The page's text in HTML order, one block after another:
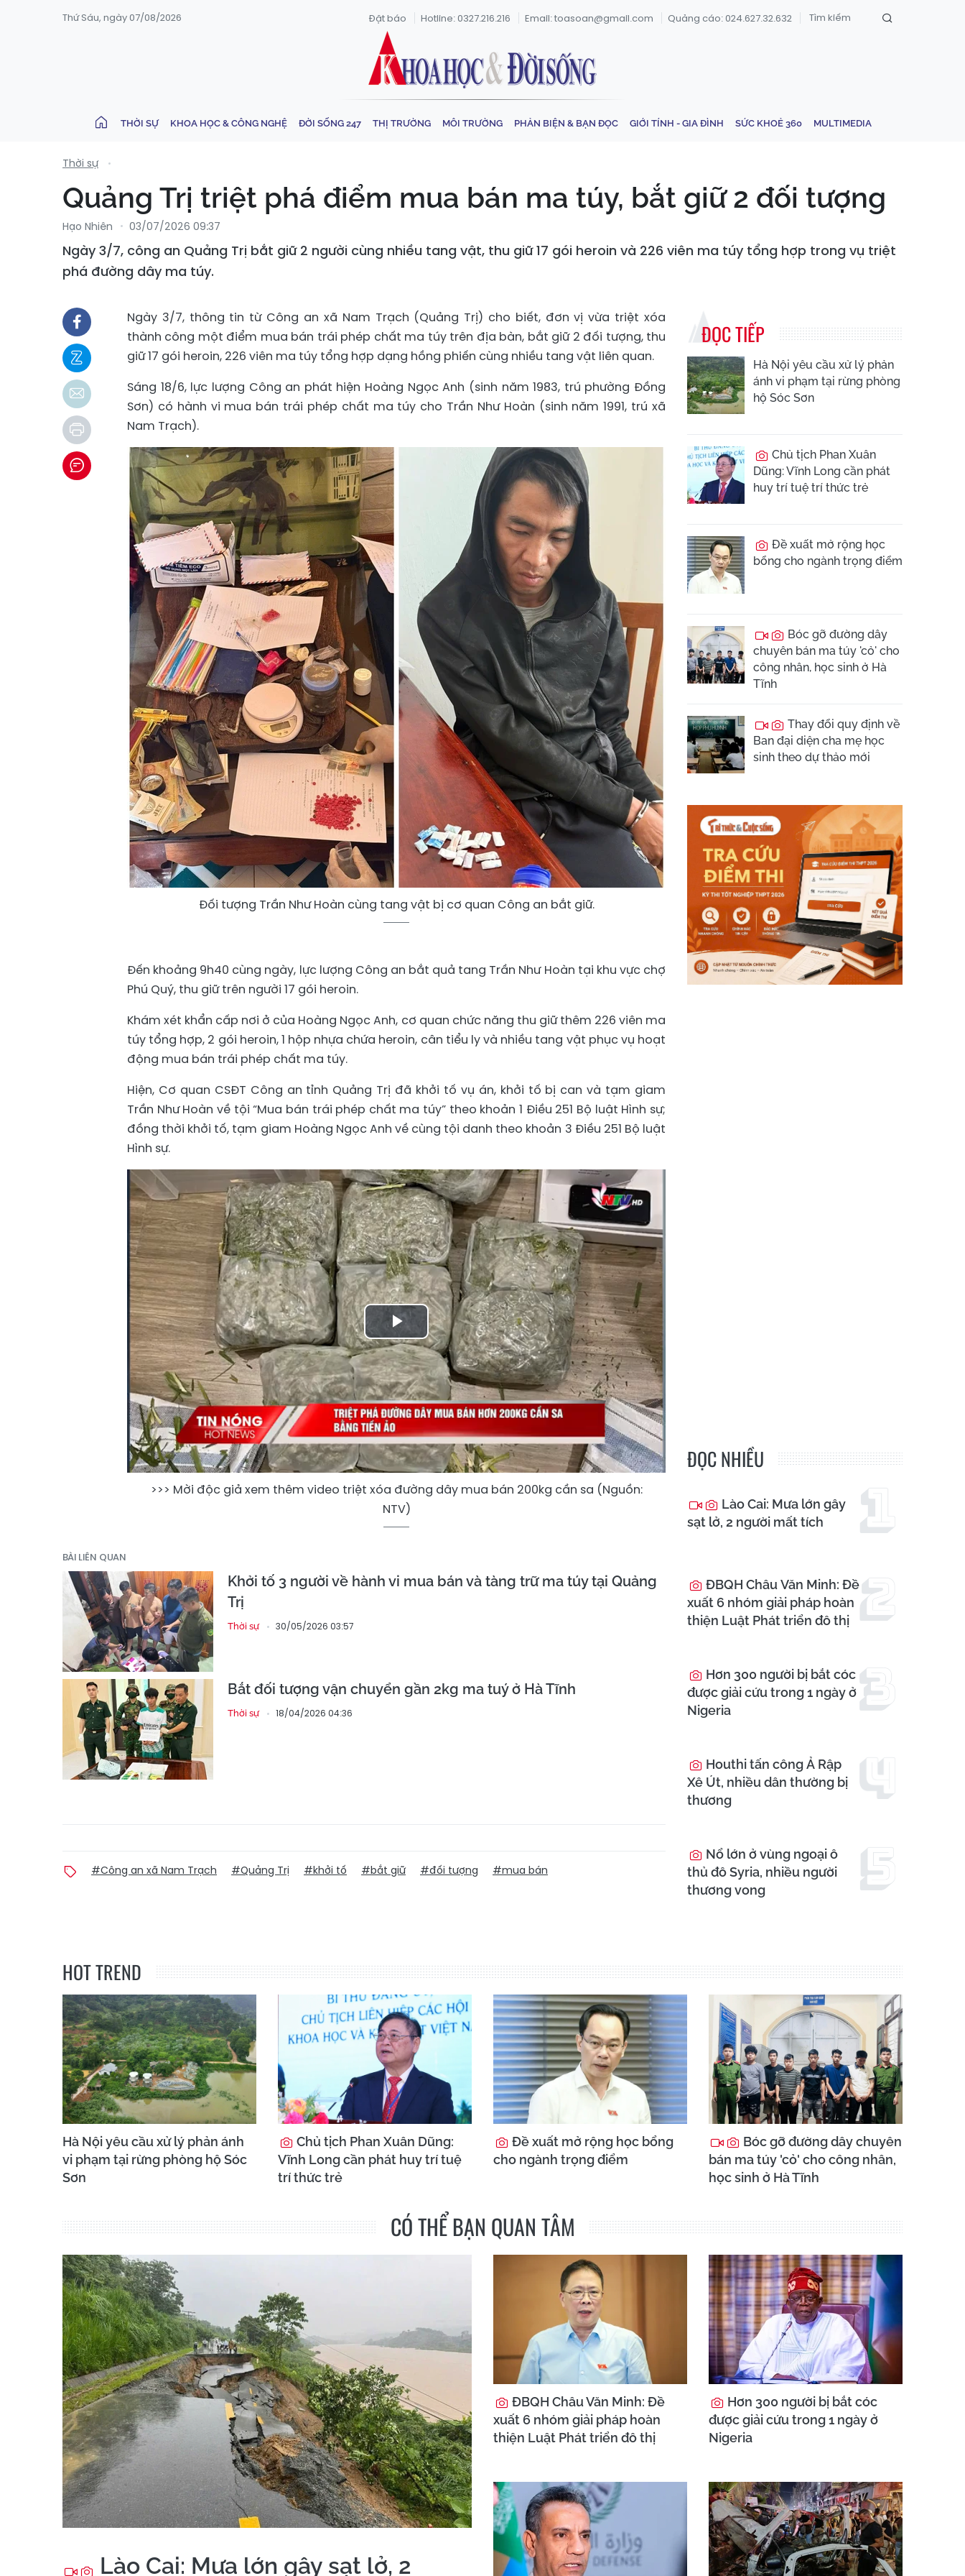
Thứ Sáu, ngày 07/08/2026 Đặt báo Hotline: 0327.216.216 Email: toasoan@gmail.com Quảng cáo: 024.627.32.632
THỜI SỰ KHOA HỌC & CÔNG NGHỆ ĐỜI SỐNG 247 THỊ TRƯỜNG MÔI TRƯỜNG PHẢN BIỆN & BẠN ĐỌC GIỚI TÍNH - GIA ĐÌNH SỨC KHOẺ 360 MULTIMEDIA
Thời sự
Quảng Trị triệt phá điểm mua bán ma túy, bắt giữ 2 đối tượng
Hạo Nhiên 03/07/2026 09:37
Ngày 3/7, công an Quảng Trị bắt giữ 2 người cùng nhiều tang vật, thu giữ 17 gói heroin và 226 viên ma túy tổng hợp trong vụ triệt
phá đường dây ma túy.
Ngày 3/7, thông tin từ Công an xã Nam Trạch (Quảng Trị) cho biết, đơn vị vừa triệt xóa
thành công một điểm mua bán trái phép chất ma túy trên địa bàn, bắt giữ 2 đối tượng, thu
giữ 17 gói heroin, 226 viên ma túy tổng hợp dạng hồng phiến cùng nhiều tang vật liên quan.
Sáng 18/6, lực lượng Công an phát hiện Hoàng Ngọc Anh (sinh năm 1983, trú phường Đồng
Sơn) có hành vi mua bán trái phép chất ma túy cho Trần Như Hoàn (sinh năm 1991, trú xã
Nam Trạch).
Đối tượng Trần Như Hoàn cùng tang vật bị cơ quan Công an bắt giữ.
Đến khoảng 9h40 cùng ngày, lực lượng Công an bắt quả tang Trần Như Hoàn tại khu vực chợ
Phú Quý, thu giữ trên người 17 gói heroin.
Khám xét khẩn cấp nơi ở của Hoàng Ngọc Anh, cơ quan chức năng thu giữ thêm 226 viên ma
túy tổng hợp, 2 gói heroin, 1 hộp nhựa chứa heroin, cân tiểu ly và nhiều tang vật phục vụ hoạt
động mua bán trái phép chất ma túy.
Hiện, Cơ quan CSĐT Công an tỉnh Quảng Trị đã khởi tố vụ án, khởi tố bị can và tạm giam
Trần Như Hoàn về tội “Mua bán trái phép chất ma túy” theo khoản 1 Điều 251 Bộ luật Hình sự;
đồng thời khởi tố, tạm giam Hoàng Ngọc Anh về cùng tội danh theo khoản 3 Điều 251 Bộ luật
Hình sự.
Play
Video
>>> Mời độc giả xem thêm video triệt xóa đường dây mua bán 200kg cần sa (Nguồn:
NTV)
BÀI LIÊN QUAN
Khởi tố 3 người về hành vi mua bán và tàng trữ ma túy tại Quảng
Trị
Thời sự 30/05/2026 03:57
Bắt đối tượng vận chuyển gần 2kg ma tuý ở Hà Tĩnh
Thời sự 18/04/2026 04:36
#Công an xã Nam Trạch #Quảng Trị #khởi tố #bắt giữ #đối tượng #mua bán
ĐỌC TIẾP
Hà Nội yêu cầu xử lý phản
ánh vi phạm tại rừng phòng
hộ Sóc Sơn
Chủ tịch Phan Xuân
Dũng: Vĩnh Long cần phát
huy trí tuệ trí thức trẻ
Đề xuất mở rộng học
bổng cho ngành trọng điểm
Bóc gỡ đường dây
chuyên bán ma túy 'cỏ' cho
công nhân, học sinh ở Hà
Tĩnh
Thay đổi quy định về
Ban đại diện cha mẹ học
sinh theo dự thảo mới
ĐỌC NHIỀU
Lào Cai: Mưa lớn gây
sạt lở, 2 người mất tích
ĐBQH Châu Văn Minh: Đề
xuất 6 nhóm giải pháp hoàn
thiện Luật Phát triển đô thị
Hơn 300 người bị bắt cóc
được giải cứu trong 1 ngày ở
Nigeria
Houthi tấn công Ả Rập
Xê Út, nhiều dân thường bị
thương
Nổ lớn ở vùng ngoại ô
thủ đô Syria, nhiều người
thương vong
HOT TREND
Hà Nội yêu cầu xử lý phản ánh
vi phạm tại rừng phòng hộ Sóc
Sơn
Chủ tịch Phan Xuân Dũng:
Vĩnh Long cần phát huy trí tuệ
trí thức trẻ
Đề xuất mở rộng học bổng
cho ngành trọng điểm
Bóc gỡ đường dây chuyên
bán ma túy 'cỏ' cho công nhân,
học sinh ở Hà Tĩnh
CÓ THỂ BẠN QUAN TÂM
Lào Cai: Mưa lớn gây sạt lở, 2
ĐBQH Châu Văn Minh: Đề
xuất 6 nhóm giải pháp hoàn
thiện Luật Phát triển đô thị
Hơn 300 người bị bắt cóc
được giải cứu trong 1 ngày ở
Nigeria